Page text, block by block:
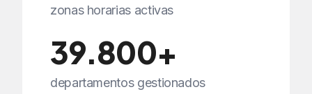
zonas horarias activas
39.800+
departamentos gestionados